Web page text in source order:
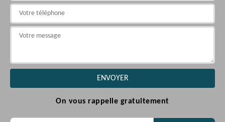
On vous rappelle gratuitement